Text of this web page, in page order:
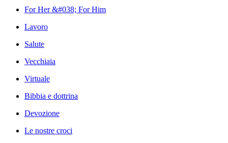
For Her &#038; For Him
Lavoro
Salute
Vecchiaia
Virtuale
Bibbia e dottrina
Devozione
Le nostre croci